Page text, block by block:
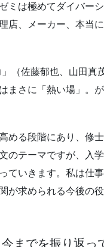
ミは極めてダイバー
店、メーカー、本当
」（佐藤郁也、山田
まさに「熱い場」。
める段階にあり、修
のテーマですが、入
ていきます。私は仕
が求められる今後の
までを振り返っ